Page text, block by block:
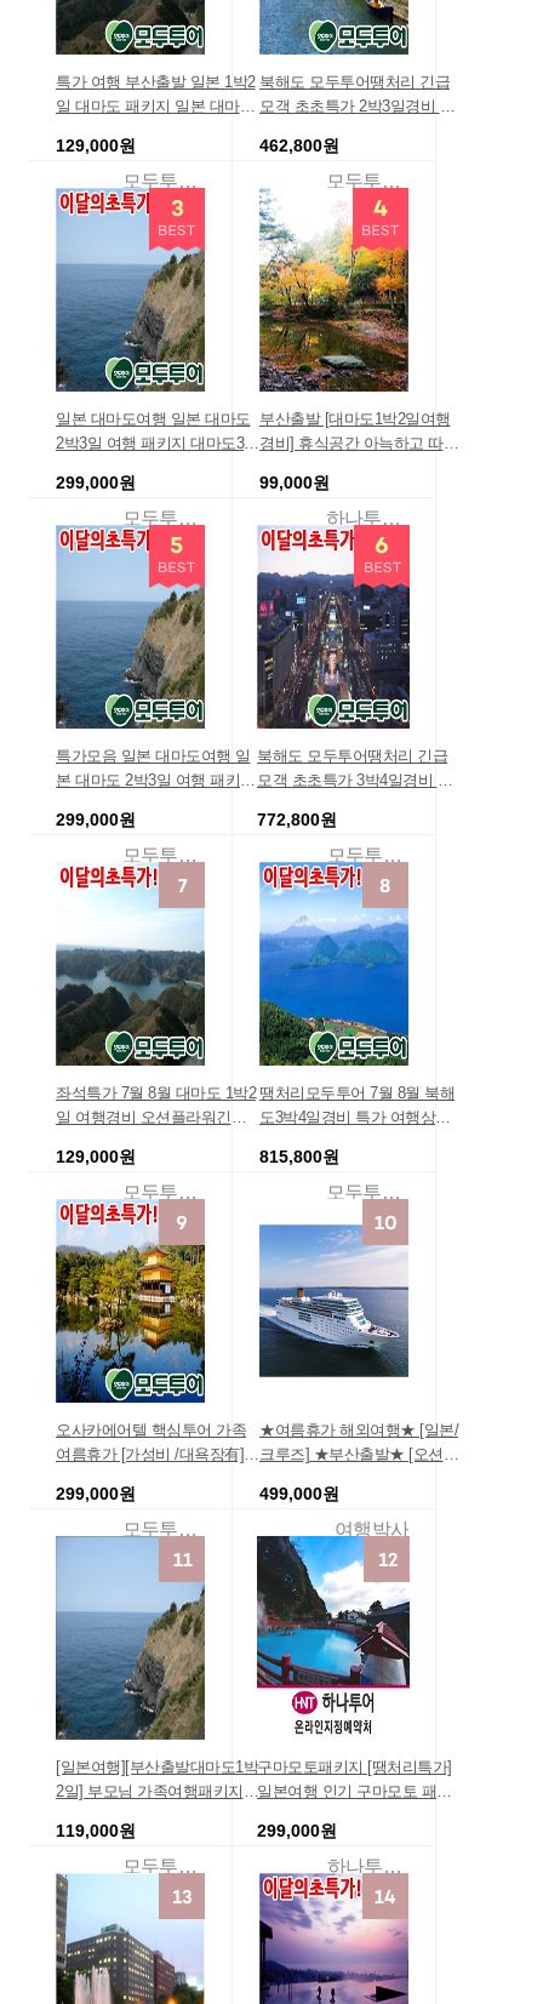
특가 여행 부산출발 일본 1박2
일 대마도 패키지 일본 대마도
해산물BBQ/해수온천욕포함
129,000원
모두투어여행
북해도 모두투어땡처리 긴급
모객 초초특가 2박3일경비 연
(노보리베츠/도야/오타루) 에어
부산 대구출발상품 /일본 여행
북해도패키지 관광 긴급모객
사이트/경
462,800원
모두투어여행
일본 대마도여행 일본 대마도
2박3일 여행 패키지 대마도3일
패키지 부산출발 2박3일
299,000원
모두투어여행
부산출발 [대마도1박2일여행
경비] 휴식공간 아늑하고 따듯
곳으로 대마도패키지여행사
99,000원
하나투어리더투어
특가모음 일본 대마도여행 일
본 대마도 2박3일 여행 패키지
천욕포함 패키지 부산출발 2박
3일저렴한 가족여행 효도여행
홈쇼핑 여행상품 여행경비견
299,000원
모두투어여행
북해도 모두투어땡처리 긴급
모객 초초특가 3박4일경비 일
북해도 4일 에어부산 부산출발
상품 /일본 여행 북해도패키지
관광 긴급모객 사이트/경비/정
보/후
772,800원
모두투어여행
좌석특가 7월 8월 대마도 1박2
일 여행경비 오션플라워긴급
마도여행 좌석확보 대마도의
정석 [특전多][민숙+해수온천
욕+BBQ] 대마도 관광 2일 대
마도패키지
129,000원
모두투어여행
땡처리모두투어 7월 8월 북해
도3박4일경비 특가 여행상품
잔케이온천 연박※ The Healin
g 북해도(죠잔케이/도야/삿포
로/오타루)4일 북해도패키지
815,800원
모두투어여행
오사카에어텔 핵심투어 가족
여름휴가 [가성비 /대욕장有]
카/세미더블/조식불포함 팩키
지 일본 2박3일땡처리여행상
품 오사카자유여행 에어텔 단
299,000원
모두투어여행
★여름휴가 해외여행★ [일본/
크루즈] ★부산출발★ [오션뷰/
카 크루즈여행 3일 , 2018-08-2
4 출발, 부산출발 패키지여행
크루즈여행, 럭셔리여행, 고품
격여행
499,000원
여행박사
[일본여행][부산출발대마도1박
2일] 부모님 가족여행패키지
산출발 강력추천 지금이기회
119,000원
모두투어땡처리
구마모토패키지 [땡처리특가]
일본여행 인기 구마모토 패키
최저가 특별가
299,000원
하나투어온라인지정예약처